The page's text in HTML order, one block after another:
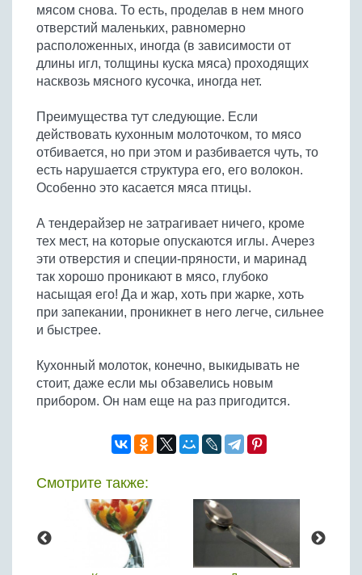
мясом снова. То есть, проделав в нем много
отверстий маленьких, равномерно
расположенных, иногда (в зависимости от
длины игл, толщины куска мяса) проходящих
насквозь мясного кусочка, иногда нет.
Преимущества тут следующие. Если
действовать кухонным молоточком, то мясо
отбивается, но при этом и разбивается чуть, то
есть нарушается структура его, его волокон.
Особенно это касается мяса птицы.
А тендерайзер не затрагивает ничего, кроме
тех мест, на которые опускаются иглы. Ачерез
эти отверстия и специи-пряности, и маринад
так хорошо проникают в мясо, глубоко
насыщая его! Да и жар, хоть при жарке, хоть
при запекании, проникнет в него легче, сильнее
и быстрее.
Кухонный молоток, конечно, выкидывать не
стоит, даже если мы обзавелись новым
прибором. Он нам еще на раз пригодится.
Смотрите также: